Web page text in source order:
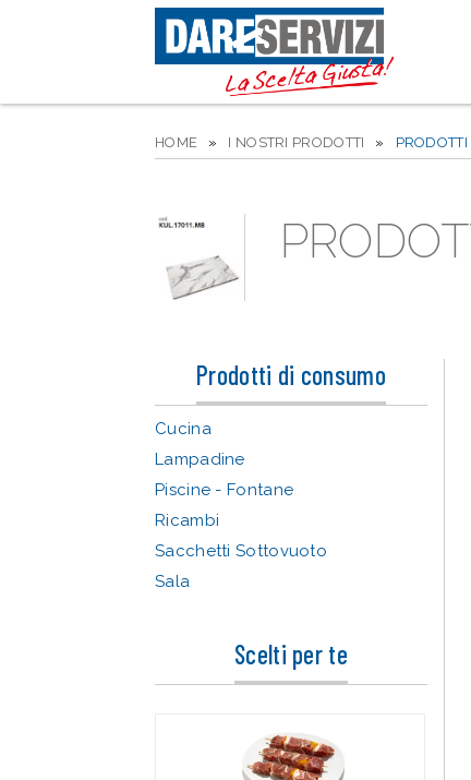
HOME » I NOSTRI PRODOTTI »
Prodotti di consumo
Cucina
Lampadine
Piscine - Fontane
Ricambi
Sacchetti Sottovuoto
Sala
Scelti per te